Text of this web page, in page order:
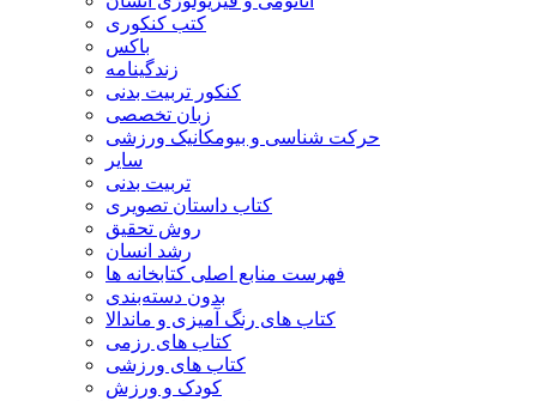
کتب کنکوری
باکس
زندگینامه
کنکور تربیت بدنی
زبان تخصصی
حرکت شناسی و بیومکانیک ورزشی
سایر
تربیت بدنی
کتاب داستان تصویری
روش تحقیق
رشد انسان
فهرست منابع اصلی کتابخانه ها
بدون دسته‌بندی
کتاب های رنگ آمیزی و ماندالا
کتاب های رزمی
کتاب های ورزشی
کودک و ورزش